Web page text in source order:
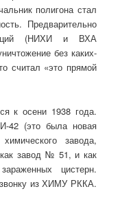
полигона стал
Предварительно
(НИХИ и ВХА
без каких-
считал «это прямой
к осени 1938 года.
42 (это была новая
завода,
завод № 51, и как
цистерн.
из ХИМУ РККА.